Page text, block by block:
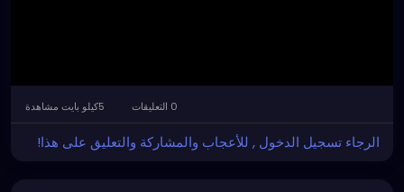
كتم
Settings
الرجاء تسجيل الدخول , للأعجاب والمشاركة والتعليق على هذا!